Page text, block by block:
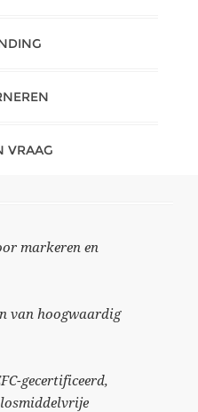
VRAAG
markeren en
van hoogwaardig
gecertificeerd,